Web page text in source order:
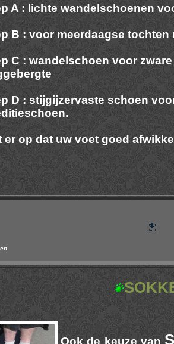
A : lichte wandelschoenen
B :voor meerdaagse tochten
C : wandelschoen voor
D :stijgijzervaste schoen
er op dat uw voet goed
Ook de keuze van